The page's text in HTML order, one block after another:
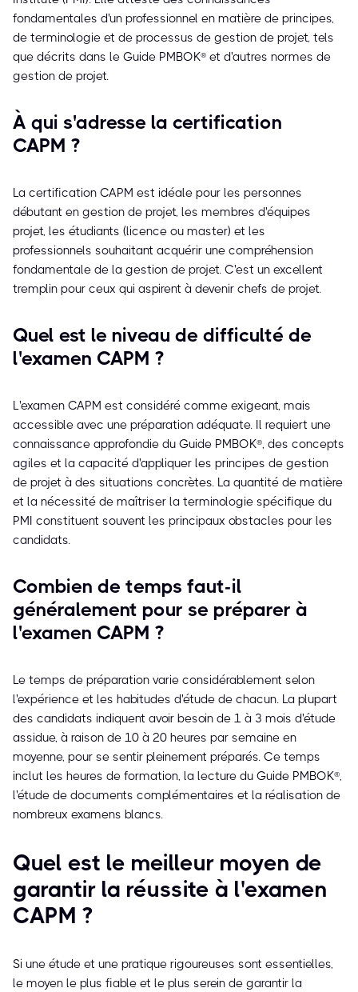
fondamentales d'un professionnel en matière de principes,
de terminologie et de processus de gestion de projet, tels
que décrits dans le Guide PMBOK® et d'autres normes de
gestion de projet.
À qui s'adresse la certification
CAPM ?
La certification CAPM est idéale pour les personnes
débutant en gestion de projet, les membres d'équipes
projet, les étudiants (licence ou master) et les
professionnels souhaitant acquérir une compréhension
fondamentale de la gestion de projet. C'est un excellent
tremplin pour ceux qui aspirent à devenir chefs de projet.
Quel est le niveau de difficulté de
l'examen CAPM ?
L'examen CAPM est considéré comme exigeant, mais
accessible avec une préparation adéquate. Il requiert une
connaissance approfondie du Guide PMBOK®, des concepts
agiles et la capacité d'appliquer les principes de gestion
de projet à des situations concrètes. La quantité de matière
et la nécessité de maîtriser la terminologie spécifique du
PMI constituent souvent les principaux obstacles pour les
candidats.
Combien de temps faut-il
généralement pour se préparer à
l'examen CAPM ?
Le temps de préparation varie considérablement selon
l'expérience et les habitudes d'étude de chacun. La plupart
des candidats indiquent avoir besoin de 1 à 3 mois d'étude
assidue, à raison de 10 à 20 heures par semaine en
moyenne, pour se sentir pleinement préparés. Ce temps
inclut les heures de formation, la lecture du Guide PMBOK®,
l'étude de documents complémentaires et la réalisation de
nombreux examens blancs.
Quel est le meilleur moyen de
garantir la réussite à l'examen
CAPM ?
Si une étude et une pratique rigoureuses sont essentielles,
le moyen le plus fiable et le plus serein de garantir la